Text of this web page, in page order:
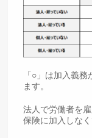
「○」は加入義
ます。
法人で労働者を
保険に加入しな